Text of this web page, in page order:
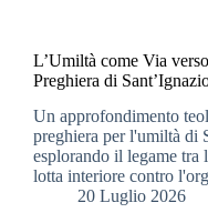
L’Umiltà come Via
Preghiera di
Un approfondimento
preghiera per l'umiltà di
esplorando il legame tra
lotta interiore contro
20 Luglio 2026